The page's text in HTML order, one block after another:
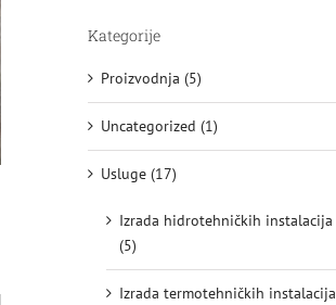
Kategorije
Proizvodnja (5)
Uncategorized (1)
Usluge (17)
Izrada hidrotehničkih instalacija
(5)
Izrada termotehničkih instalacija